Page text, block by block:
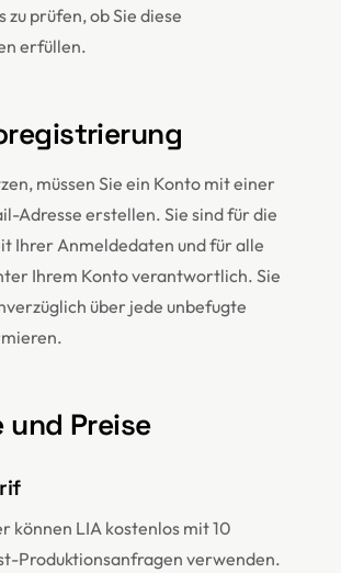
zu prüfen, ob Sie diese
erfüllen.
müssen Sie ein Konto mit einer
Adresse erstellen. Sie sind für die
Ihrer Anmeldedaten und für alle
Ihrem Konto verantwortlich. Sie
über jede unbefugte
und Preise
können LIA kostenlos mit 10
Produktionsanfragen verwenden.